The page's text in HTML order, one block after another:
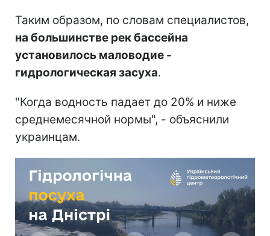
Таким образом, по словам специалистов,
на большинстве рек бассейна
установилось маловодие -
гидрологическая засуха.
"Когда водность падает до 20% и ниже
среднемесячной нормы", - объяснили
украинцам.